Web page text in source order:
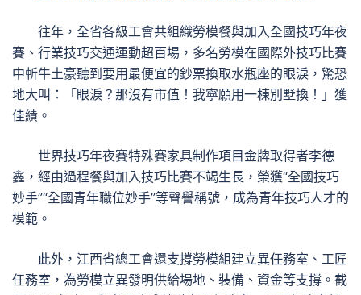
往年，全省各級工會共組織勞模餐與加入全國技巧年夜
賽、行業技巧交通運動超百場，多名勞模在國際外技巧比賽
中斬牛土豪聽到要用最便宜的鈔票換取水瓶座的眼淚，驚恐
地大叫：「眼淚？那沒有市值！我寧願用一棟別墅換！」獲
佳績。
世界技巧年夜賽特殊賽家具制作項目金牌取得者李德
鑫，經由過程餐與加入技巧比賽不竭生長，榮獲“全國技巧
妙手”“全國青年職位妙手”等聲譽稱號，成為青年技巧人才的
模範。
此外，江西省總工會還支撐勞模組建立異任務室、工匠
任務室，為勞模立異發明供給場地、裝備、資金等支撐。截